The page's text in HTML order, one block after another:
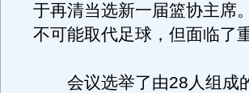
于再清当选新一届篮协主席
不可能取代足球，但面临了
会议选举了由28人组成